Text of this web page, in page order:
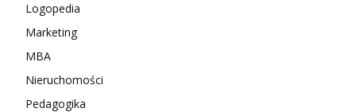
Logopedia
Marketing
MBA
Nieruchomości
Pedagogika